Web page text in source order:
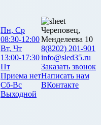
Пн, Ср
08:30-12:00
Вт, Чт
13:00-17:30
Пт
Приема нет
Сб-Вс
Выходной
Череповец,
Менделеева 10
8(8202) 201-901
info@sled35.ru
Заказать звонок
Написать нам
ВКонтакте